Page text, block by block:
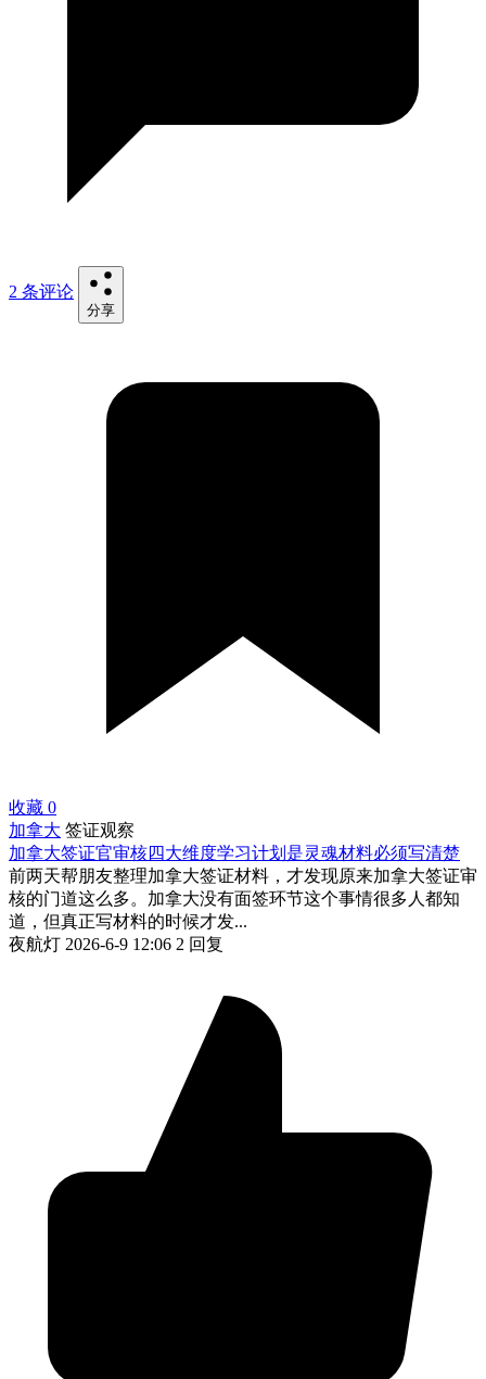
2 条评论
分享
收藏 0
加拿大 签证观察
加拿大签证官审核四大维度学习计划是灵魂材料必须写清楚
前两天帮朋友整理加拿大签证材料，才发现原来加拿大签证审
核的门道这么多。加拿大没有面签环节这个事情很多人都知
道，但真正写材料的时候才发...
夜航灯 2026-6-9 12:06 2 回复